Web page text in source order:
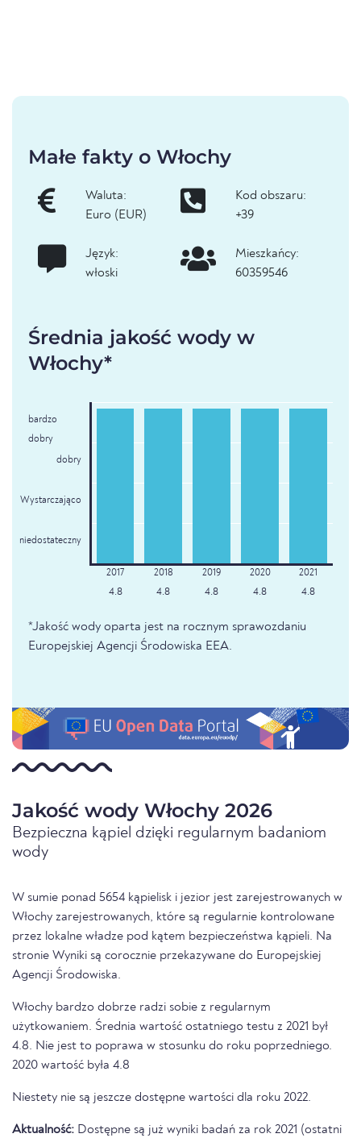
Małe fakty o Włochy
Waluta:
Euro (EUR)
Kod obszaru:
+39
Język:
włoski
Mieszkańcy:
60359546
Średnia jakość wody w
Włochy*
bardzo
dobry
dobry
Wystarczająco
niedostateczny
4.8 4.8 4.8 4.8 4.8
*Jakość wody oparta jest na rocznym sprawozdaniu
Europejskiej Agencji Środowiska EEA.
Jakość wody Włochy 2026
Bezpieczna kąpiel dzięki regularnym badaniom
wody
W sumie ponad 5654 kąpielisk i jezior jest zarejestrowanych w
Włochy zarejestrowanych, które są regularnie kontrolowane
przez lokalne władze pod kątem bezpieczeństwa kąpieli. Na
stronie Wyniki są corocznie przekazywane do Europejskiej
Agencji Środowiska.
Włochy bardzo dobrze radzi sobie z regularnym
użytkowaniem. Średnia wartość ostatniego testu z 2021 był
4.8. Nie jest to poprawa w stosunku do roku poprzedniego.
2020 wartość była 4.8
Niestety nie są jeszcze dostępne wartości dla roku 2022.
Aktualność: Dostępne są już wyniki badań za rok 2021 (ostatni